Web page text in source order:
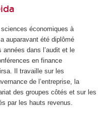
économiques à
auparavant été diplômé
années dans l’audit et le
en finance
Il travaille sur les
de l’entreprise, la
des groupes côtés et sur les
par les hauts revenus.